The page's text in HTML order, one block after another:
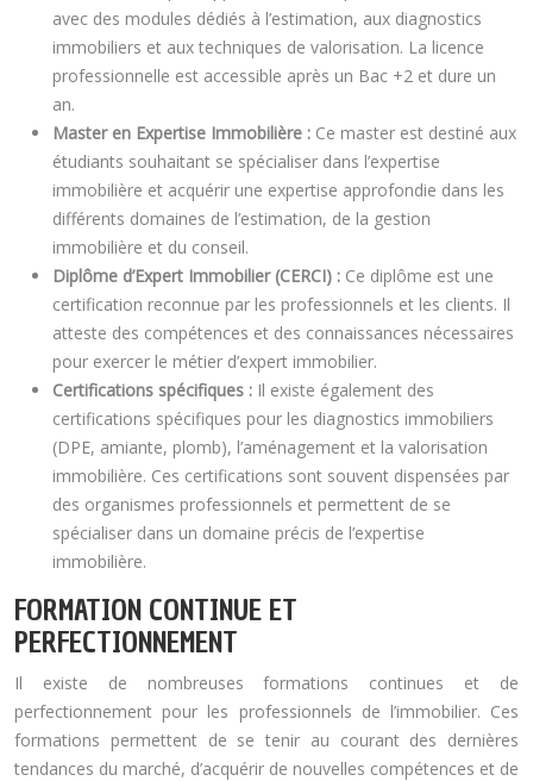
avec des modules dédiés à l’estimation, aux diagnostics
immobiliers et aux techniques de valorisation. La licence
professionnelle est accessible après un Bac +2 et dure un
an.
Master en Expertise Immobilière : Ce master est destiné aux
étudiants souhaitant se spécialiser dans l’expertise
immobilière et acquérir une expertise approfondie dans les
différents domaines de l’estimation, de la gestion
immobilière et du conseil.
Diplôme d’Expert Immobilier (CERCI) : Ce diplôme est une
certification reconnue par les professionnels et les clients. Il
atteste des compétences et des connaissances nécessaires
pour exercer le métier d’expert immobilier.
Certifications spécifiques : Il existe également des
certifications spécifiques pour les diagnostics immobiliers
(DPE, amiante, plomb), l’aménagement et la valorisation
immobilière. Ces certifications sont souvent dispensées par
des organismes professionnels et permettent de se
spécialiser dans un domaine précis de l’expertise
immobilière.
FORMATION CONTINUE ET
PERFECTIONNEMENT
Il existe de nombreuses formations continues et de
perfectionnement pour les professionnels de l’immobilier. Ces
formations permettent de se tenir au courant des dernières
tendances du marché, d’acquérir de nouvelles compétences et de